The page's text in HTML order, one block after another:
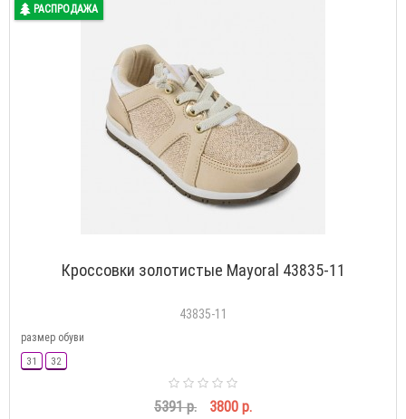
РАСПРОДАЖА
Кроссовки золотистые Mayoral 43835-11
43835-11
размер обуви
31 32
5391 р. 3800 р.